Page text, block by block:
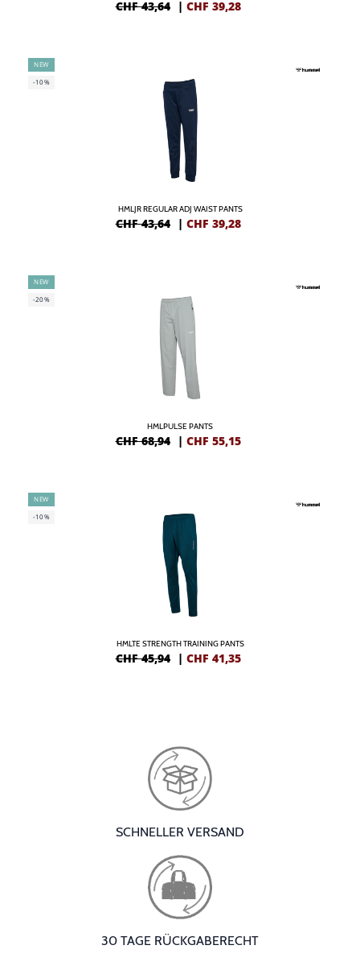
CHF 43,64 | CHF 39,28
NEW
-10%
HMLJR REGULAR ADJ WAIST PANTS
CHF 43,64 | CHF 39,28
NEW
-20%
HMLPULSE PANTS
CHF 68,94 | CHF 55,15
NEW
-10%
HMLTE STRENGTH TRAINING PANTS
CHF 45,94 | CHF 41,35
SCHNELLER VERSAND
30 TAGE RÜCKGABERECHT